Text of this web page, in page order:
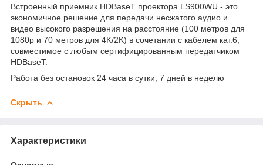
Встроенный приемник HDBaseT проектора LS900WU - это
экономичное решение для передачи несжатого аудио и
видео высокого разрешения на расстояние (100 метров для
1080p и 70 метров для 4K/2K) в сочетании с кабелем кат.6,
совместимое с любым сертифицированным передатчиком
HDBaseT.
Работа без остановок 24 часа в сутки, 7 дней в неделю
Скрыть
Характеристики